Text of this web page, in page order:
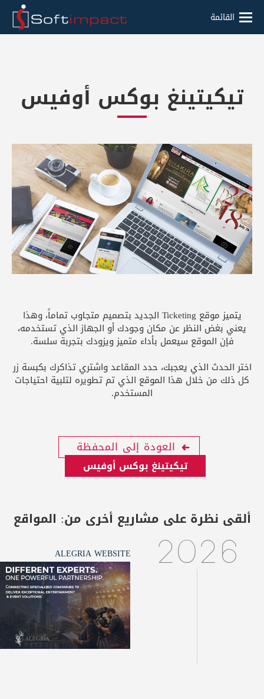
القائمة
تيكيتينغ بوكس أوفيس
يتميز موقع Ticketing الجديد بتصميم متجاوب تماماً، وهذا
يعني بغض النظر عن مكان وجودك أو الجهاز الذي تستخدمه،
فإن الموقع سيعمل بأداء متميز ويزودك بتجربة سلسة.
اختر الحدث الذي يعجبك، حدد المقاعد واشتري تذاكرك بكبسة زر
كل ذلك من خلال هذا الموقع الذي تم تطويره لتلبية احتياجات
المستخدم.
العودة إلى المحفظة
تيكيتينغ بوكس أوفيس
ألقى نظرة على مشاريع أخرى من: المواقع
2026
ALEGRIA WEBSITE